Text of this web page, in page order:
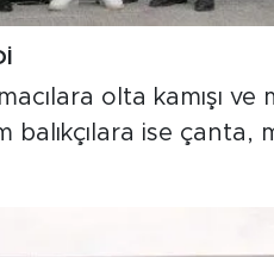
olta kamışı
balıkçılara ise çanta,